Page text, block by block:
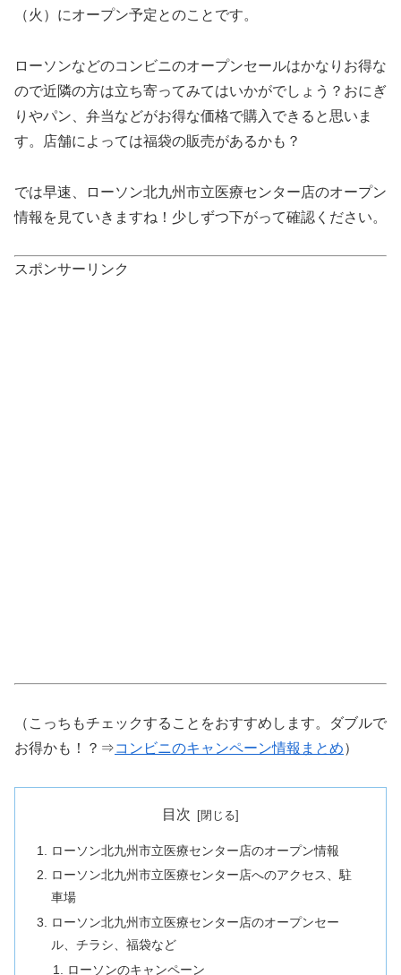
（火）にオープン予定とのことです。
ローソンなどのコンビニのオープンセールはかなりお得な
ので近隣の方は立ち寄ってみてはいかがでしょう？おにぎ
りやパン、弁当などがお得な価格で購入できると思いま
す。店舗によっては福袋の販売があるかも？
では早速、ローソン北九州市立医療センター店のオープン
情報を見ていきますね！少しずつ下がって確認ください。
スポンサーリンク
（こっちもチェックすることをおすすめします。ダブルで
お得かも！？⇒コンビニのキャンペーン情報まとめ）
目次
ローソン北九州市立医療センター店のオープン情報
ローソン北九州市立医療センター店へのアクセス、駐
車場
ローソン北九州市立医療センター店のオープンセー
ル、チラシ、福袋など
ローソンのキャンペーン